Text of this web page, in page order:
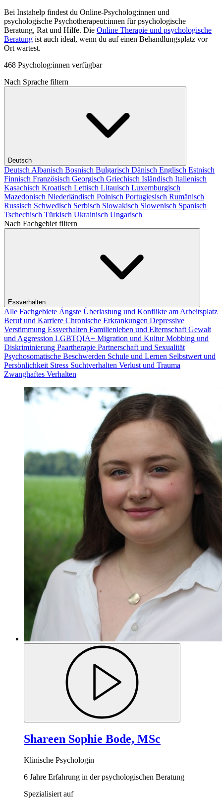
Bei Instahelp findest du Online-Psycholog:innen und
psychologische Psychotherapeut:innen für psychologische
Beratung, Rat und Hilfe. Die Online Therapie und psychologische
Beratung ist auch ideal, wenn du auf einen Behandlungsplatz vor
Ort wartest.
468 Psycholog:innen verfügbar
Nach Sprache filtern
Deutsch
Deutsch Albanisch Bosnisch Bulgarisch Dänisch Englisch Estnisch
Finnisch Französisch Georgisch Griechisch Isländisch Italienisch
Kasachisch Kroatisch Lettisch Litauisch Luxemburgisch
Mazedonisch Niederländisch Polnisch Portugiesisch Rumänisch
Russisch Schwedisch Serbisch Slowakisch Slowenisch Spanisch
Tschechisch Türkisch Ukrainisch Ungarisch
Nach Fachgebiet filtern
Essverhalten
Alle Fachgebiete Ängste Überlastung und Konflikte am Arbeitsplatz
Beruf und Karriere Chronische Erkrankungen Depressive
Verstimmung Essverhalten Familienleben und Elternschaft Gewalt
und Aggression LGBTQIA+ Migration und KulturMobbing und
Diskriminierung Paartherapie Partnerschaft und Sexualität
Psychosomatische Beschwerden Schule und Lernen Selbstwert und
Persönlichkeit Stress Suchtverhalten Verlust und Trauma
Zwanghaftes Verhalten
Shareen Sophie Bode, MSc
Klinische Psychologin
6 Jahre Erfahrung in der psychologischen Beratung
Spezialisiert auf